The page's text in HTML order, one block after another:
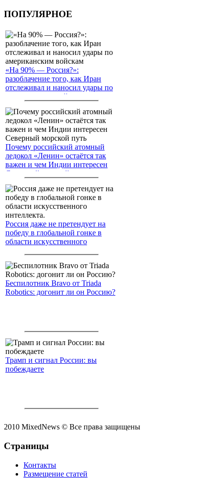
ПОПУЛЯРНОЕ
«На 90% — Россия?»:
разоблачение того, как Иран
отслеживал и наносил удары по
американским войскам
Почему российский атомный
ледокол «Ленин» остаётся так
важен и чем Индии интересен
Северный морской путь
Россия даже не претендует на
победу в глобальной гонке в
области искусственного
Беспилотник Bravo от Triada
Robotics: догонит ли он Россию?
Трамп и сигнал России: вы
побеждаете
2010 MixedNews © Все права защищены
Страницы
Контакты
Размещение статей